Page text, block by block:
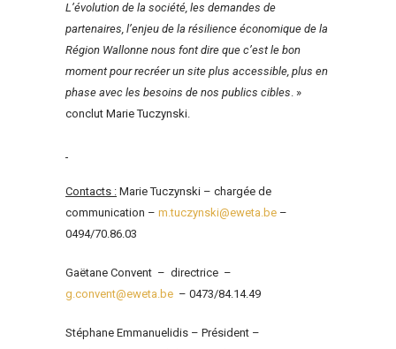
L’évolution de la société, les demandes de
partenaires, l’enjeu de la résilience économique de la
Région Wallonne nous font dire que c’est le bon
moment pour recréer un site plus accessible, plus en
phase avec les besoins de nos publics cibles. »
conclut Marie Tuczynski.
Contacts : Marie Tuczynski – chargée de
communication – m.tuczynski@eweta.be –
0494/70.86.03
Gaëtane Convent – directrice –
g.convent@eweta.be – 0473/84.14.49
Stéphane Emmanuelidis – Président –